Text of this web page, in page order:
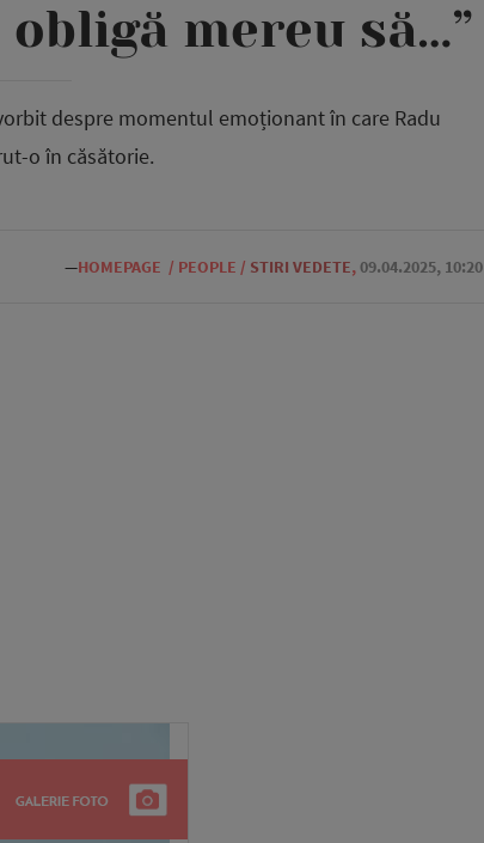
mereu să…”
despre momentul emoționant în care Radu
o în căsătorie.
—HOMEPAGE / PEOPLE / STIRI VEDETE,09.04.2025, 10:20